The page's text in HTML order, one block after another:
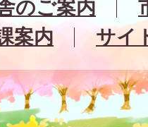
のご案内
案内
サイ